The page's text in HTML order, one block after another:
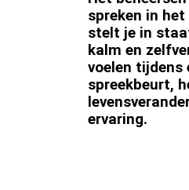
spreken in
stelt je in
kalm en
voelen tijdens
spreekbeurt,
ervaring.